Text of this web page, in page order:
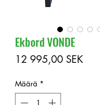
Ekbord VONDE
12 995,00 SEKHinta
Määrä *